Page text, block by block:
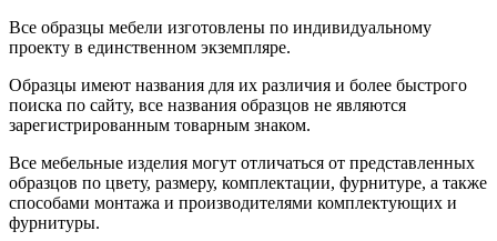
Все образцы мебели изготовлены по индивидуальному
проекту в единственном экземпляре.
Образцы имеют названия для их различия и более быстрого
поиска по сайту, все названия образцов не являются
зарегистрированным товарным знаком.
Все мебельные изделия могут отличаться от представленных
образцов по цвету, размеру, комплектации, фурнитуре, а также
способами монтажа и производителями комплектующих и
фурнитуры.